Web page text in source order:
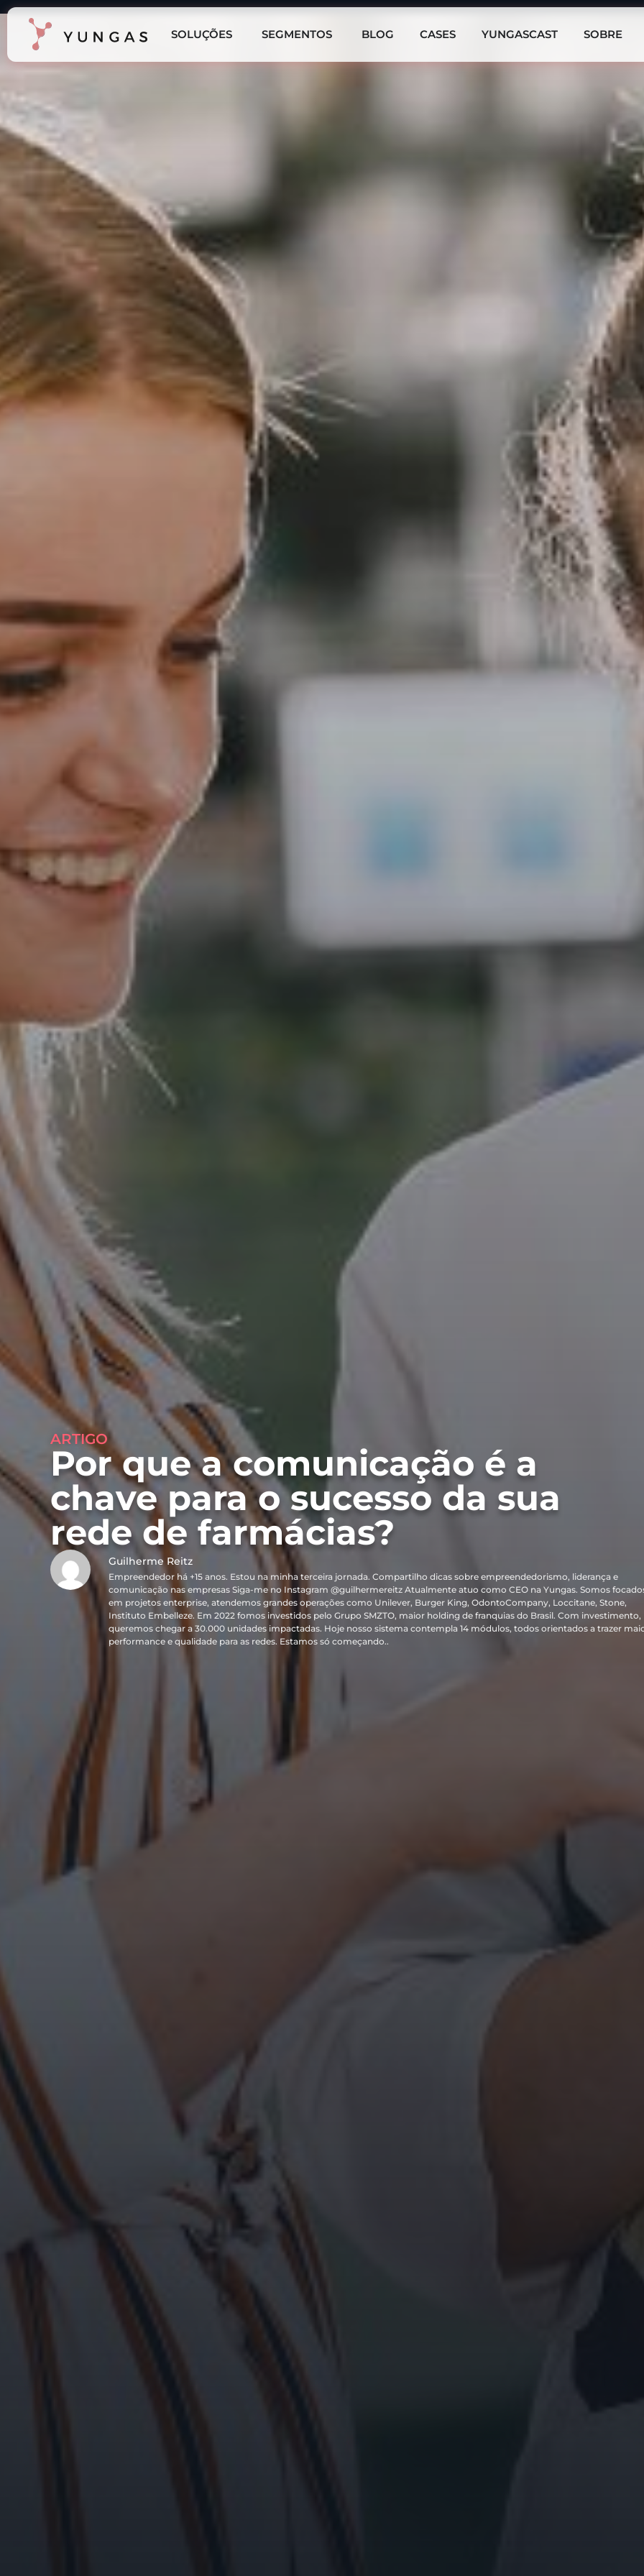
SOLUÇÕES SEGMENTOS BLOG CASES YUNGASCAST SOBRE
ARTIGO
Por que a comunicação é a
chave para o sucesso da sua
rede de farmácias?
Guilherme Reitz
Empreendedor há +15 anos. Estou na minha terceira jornada. Compartilho dicas sobre empreendedorismo, liderança e
comunicação nas empresas Siga-me no Instagram @guilhermereitz Atualmente atuo como CEO na Yungas. Somos
em projetos enterprise, atendemos grandes operações como Unilever, Burger King, OdontoCompany, Loccitane, Stone,
Instituto Embelleze. Em 2022 fomos investidos pelo Grupo SMZTO, maior holding de franquias do Brasil. Com investimento,
queremos chegar a 30.000 unidades impactadas. Hoje nosso sistema contempla 14 módulos, todos orientados a trazer
performance e qualidade para as redes. Estamos só começando..